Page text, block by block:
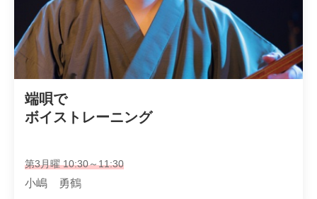
端唄で
ボイストレーニング
第3月曜 10:30～11:30
小嶋 勇鶴